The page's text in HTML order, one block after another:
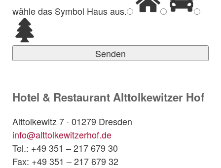
wähle das Symbol Hausaus.
Hotel & Restaurant Alttolkewitzer Hof
Alttolkewitz 7 · 01279 Dresden
​info@alttolkewitzerhof.de
Tel.: +49 351 – 217 679 30
Fax: +49 351 – 217 679 32